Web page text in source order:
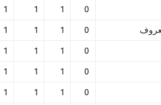
0
1
1
1
0
1
1
1
0
1
1
1
0
1
1
1
0
1
1
1